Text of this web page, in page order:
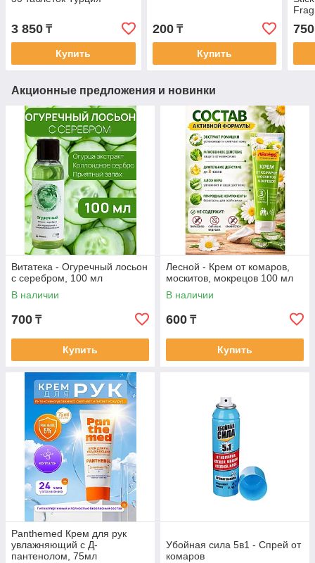
3 850 ₸
Купить
200₸
Купить
750
Акционные предложения и новинки
Витатека - Огуречный лосьон
с серебром, 100 мл
В наличии
700 ₸
Купить
Лесной - Крем от комаров,
москитов, мокрецов 100 мл
В наличии
600 ₸
Купить
Panthemed Крем для рук
увлажняющий с Д-
пантенолом, 75мл
Убойная сила 5в1 - Спрей от
комаров